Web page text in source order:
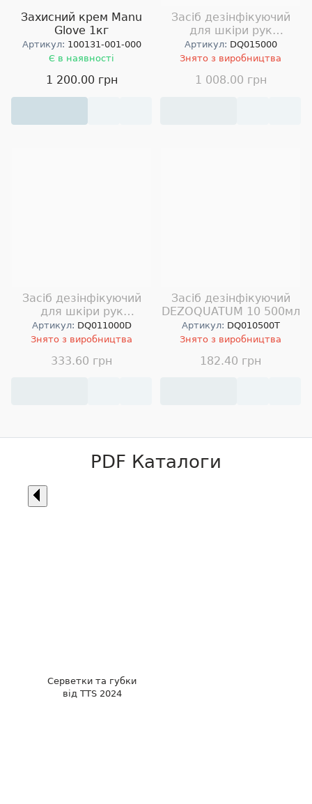
Захисний крем Manu
Glove 1кг
Артикул: 100131-001-000
Є в наявності
1 200.00 грн
Засіб дезінфікуючий
для шкіри рук
DEZOQUATUM 10 5л
Артикул: DQ015000
Знято з виробництва
1 008.00 грн
Засіб дезінфікуючий
для шкіри рук
DEZOQUATUM 10 1л
Артикул: DQ011000D
Знято з виробництва
333.60 грн
Засіб дезінфікуючий
DEZOQUATUM 10 500мл
Артикул: DQ010500T
Знято з виробництва
182.40 грн
PDF Каталоги
Серветки та губки
від TTS 2024